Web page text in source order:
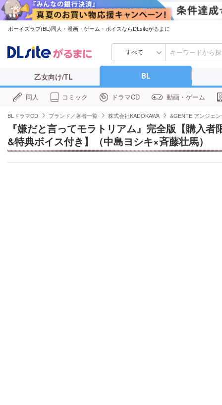
ボーイズラブ(BL)同人・漫画・ゲーム・ボイスならDLsiteがるまに
すべて
乙女向け/TL BL
同人 コミック ドラマCD 動画・ゲーム
BLドラマCD ブランド／著者一覧 株式会社KADOKAWA &GENTE アンジェ
『嫌だと言ってモラトリアム』完全版【購入
&特典ボイス付き】（中島ヨシキ×斉藤壮馬）